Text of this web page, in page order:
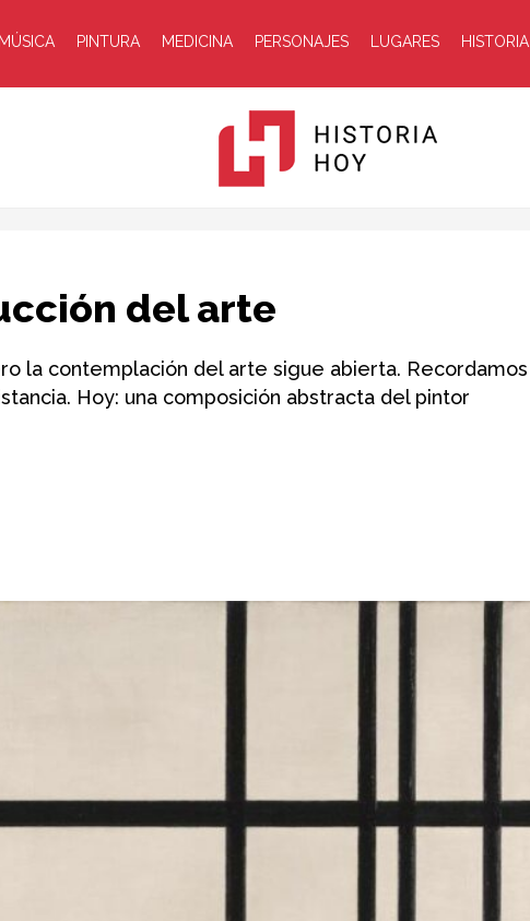
MÚSICA PINTURA MEDICINA PERSONAJES LUGARES HISTORIA
del arte
la contemplación del arte sigue abierta. Recordamos
Hoy: una composición abstracta del pintor